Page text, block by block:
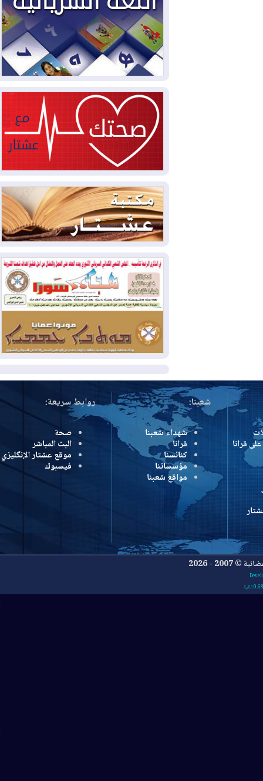
2026-08-04بيترو يشكو تزوير الانتخابات
الرئاسية ويحذر من "حرب أهلية" في
كولومبيا
2026-08-03رئيس إقليم كوردستان في
2026-08-03
العراق يؤكد مجدداً التزامه
بمنع الهجمات على الدول المجاورة
2026-08-03
العجز والاقتراض يطوقان
المالية العراقية.. اقتراض يتجاوز 3 تريليونات
دينار!
2026-08-03كوبا تغرق في الظلام مجددا
وانهيار الشبكة الكهربائية
2026-08-03
أوامر بإجلاء 60 ألف شخص
بسبب الحرائق في ولاية واشنطن
2026-08-02
مشروع "حسابي" يُمهل
الموظفين حتى نهاية أغسطس لاستلام
بطاقاتهم المصرفية
2026-08-02دمشق وعمّان تحذران بغداد:
أي هجوم من أراضي العراق سيواجه برد
المزيد
شعبنا:
شهداء شعبنا
قرانا
كنائسنا
مؤسساتنا
مواقع شعبنا
روابط سريعة:
صحة
البث المباشر
موقع عشتار الإنگليزي
فيسبوك
2026